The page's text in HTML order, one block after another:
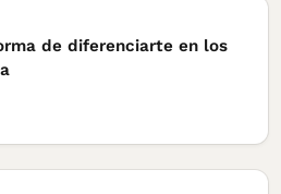
de diferenciarte en los